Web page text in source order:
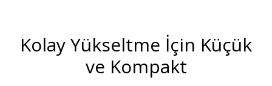
Kolay Yükseltme İçin Küçük
ve Kompakt